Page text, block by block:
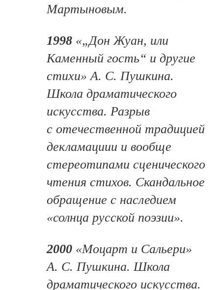
Мартыновым.
1998«„Дон Жуан, или
Каменный гость“ и другие
стихи» А. С. Пушкина.
Школа драматического
искусства. Разрыв
с отечественной традицией
декламациии и вообще
стереотипами сценического
чтения стихов. Скандальное
обращение с наследием
«солнца русской поэзии».
2000«Моцарт и Сальери»
А. С. Пушкина. Школа
драматического искусства.